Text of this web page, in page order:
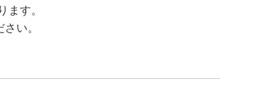
ます。
い。